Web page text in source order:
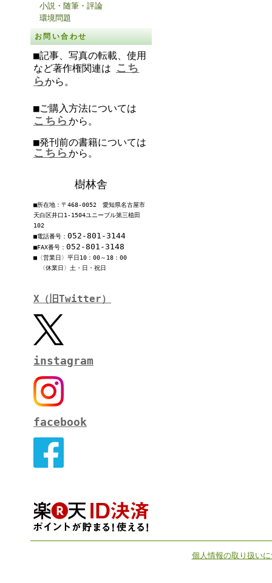
小説・随筆・評論
環境問題
お問い合わせ
■記事、写真の転載、使用
など著作権関連は こち
らから。
■ご購入方法については
こちら から。
■発刊前の書籍については
こちら から。
樹林舎
■所在地：〒468-0052 愛知県名古屋市
天白区井口1-1504ユニーブル第三植田
102
■電話番号： 052-801-3144
■FAX番号： 052-801-3148
■〈営業日〉平日10：00～18：00
〈休業日〉土・日・祝日
X（旧Twitter）
instagram
facebook
個人情報の取り扱い